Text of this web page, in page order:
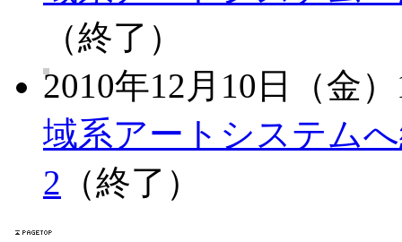
（終了）
2010年12月10日（金
域系アートシステム
2 （終了）